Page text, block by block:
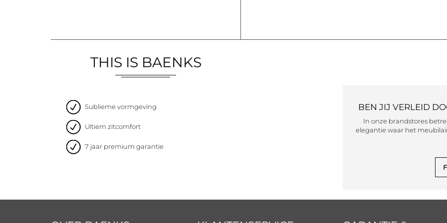
THIS IS BAENKS
Sublieme vormgeving
Ultiem zitcomfort
7 jaar premium garantie
BEN JIJ VERLEID
In onze brandstores
elegantie waar het